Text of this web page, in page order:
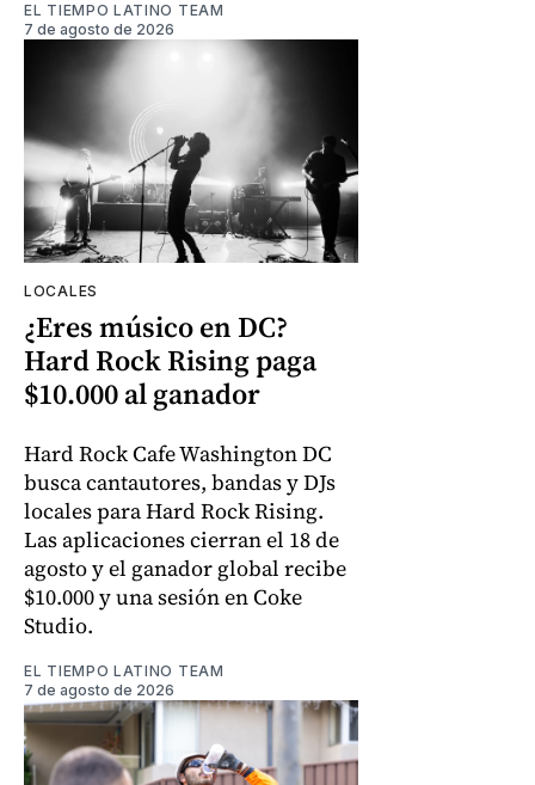
EL TIEMPO LATINO TEAM
7 de agosto de 2026
LOCALES
¿Eres músico en DC?
Hard Rock Rising paga
$10.000 al ganador
Hard Rock Cafe Washington DC
busca cantautores, bandas y DJs
locales para Hard Rock Rising.
Las aplicaciones cierran el 18 de
agosto y el ganador global recibe
$10.000 y una sesión en Coke
Studio.
EL TIEMPO LATINO TEAM
7 de agosto de 2026